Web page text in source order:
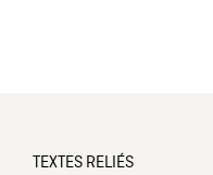
TEXTES RELIÉS